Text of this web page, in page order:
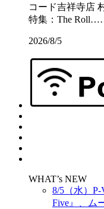
コード吉祥寺店
特集：The
2026/8/5
WHAT’s NEW
8/5（水）
Five』、ム